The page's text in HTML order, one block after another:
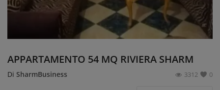
Registrati
EUR (€)
APPARTAMENTO 54 MQ RIVIERA SHARM
Di SharmBusiness 0
3312